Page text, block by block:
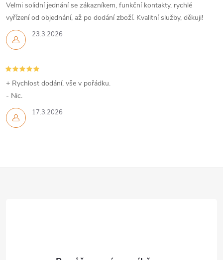
23.3.2026
Velmi solidní jednání se zákazníkem, funkční kontakty, rychlé
vyřízení od objednání, až po dodání zboží. Kvalitní služby, děkuji!
17.3.2026
+ Rychlost dodání, vše v pořádku.
- Nic.